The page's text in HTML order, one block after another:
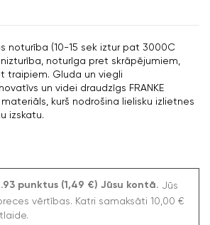
noturība (10-15 sek iztur pat 3000C
noturīga pret skrāpējumiem,
traipiem. Gluda un viegli
un videi draudzīgs FRANKE
kurš nodrošina lielisku izlietnes
izskatu.
punktus (1,49 €) Jūsu kontā.
Jūs
vērtības. Katri samaksāti 10,00 €